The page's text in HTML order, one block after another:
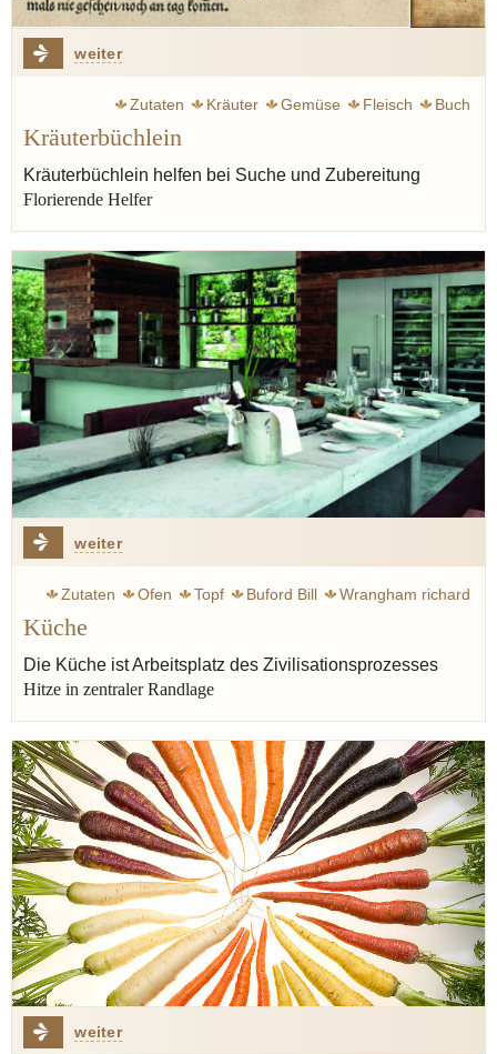
weiter
Zutaten Kräuter Gemüse Fleisch
Buch
Geschichte
Geschmack
Wort
Sprache Papst
Dumaine, Jean-Marie
Kräuterbüchlein
Kräuterbüchlein helfen bei Suche und Zubereitung
Florierende Helfer
weiter
Zutaten Ofen Topf Buford Bill
Wrangham richard
Feuer
Grill
Ursprung Roh Kühlschrank Gabel
Xanthan
Küche
Die Küche ist Arbeitsplatz des Zivilisationsprozesses
Hitze in zentraler Randlage
weiter